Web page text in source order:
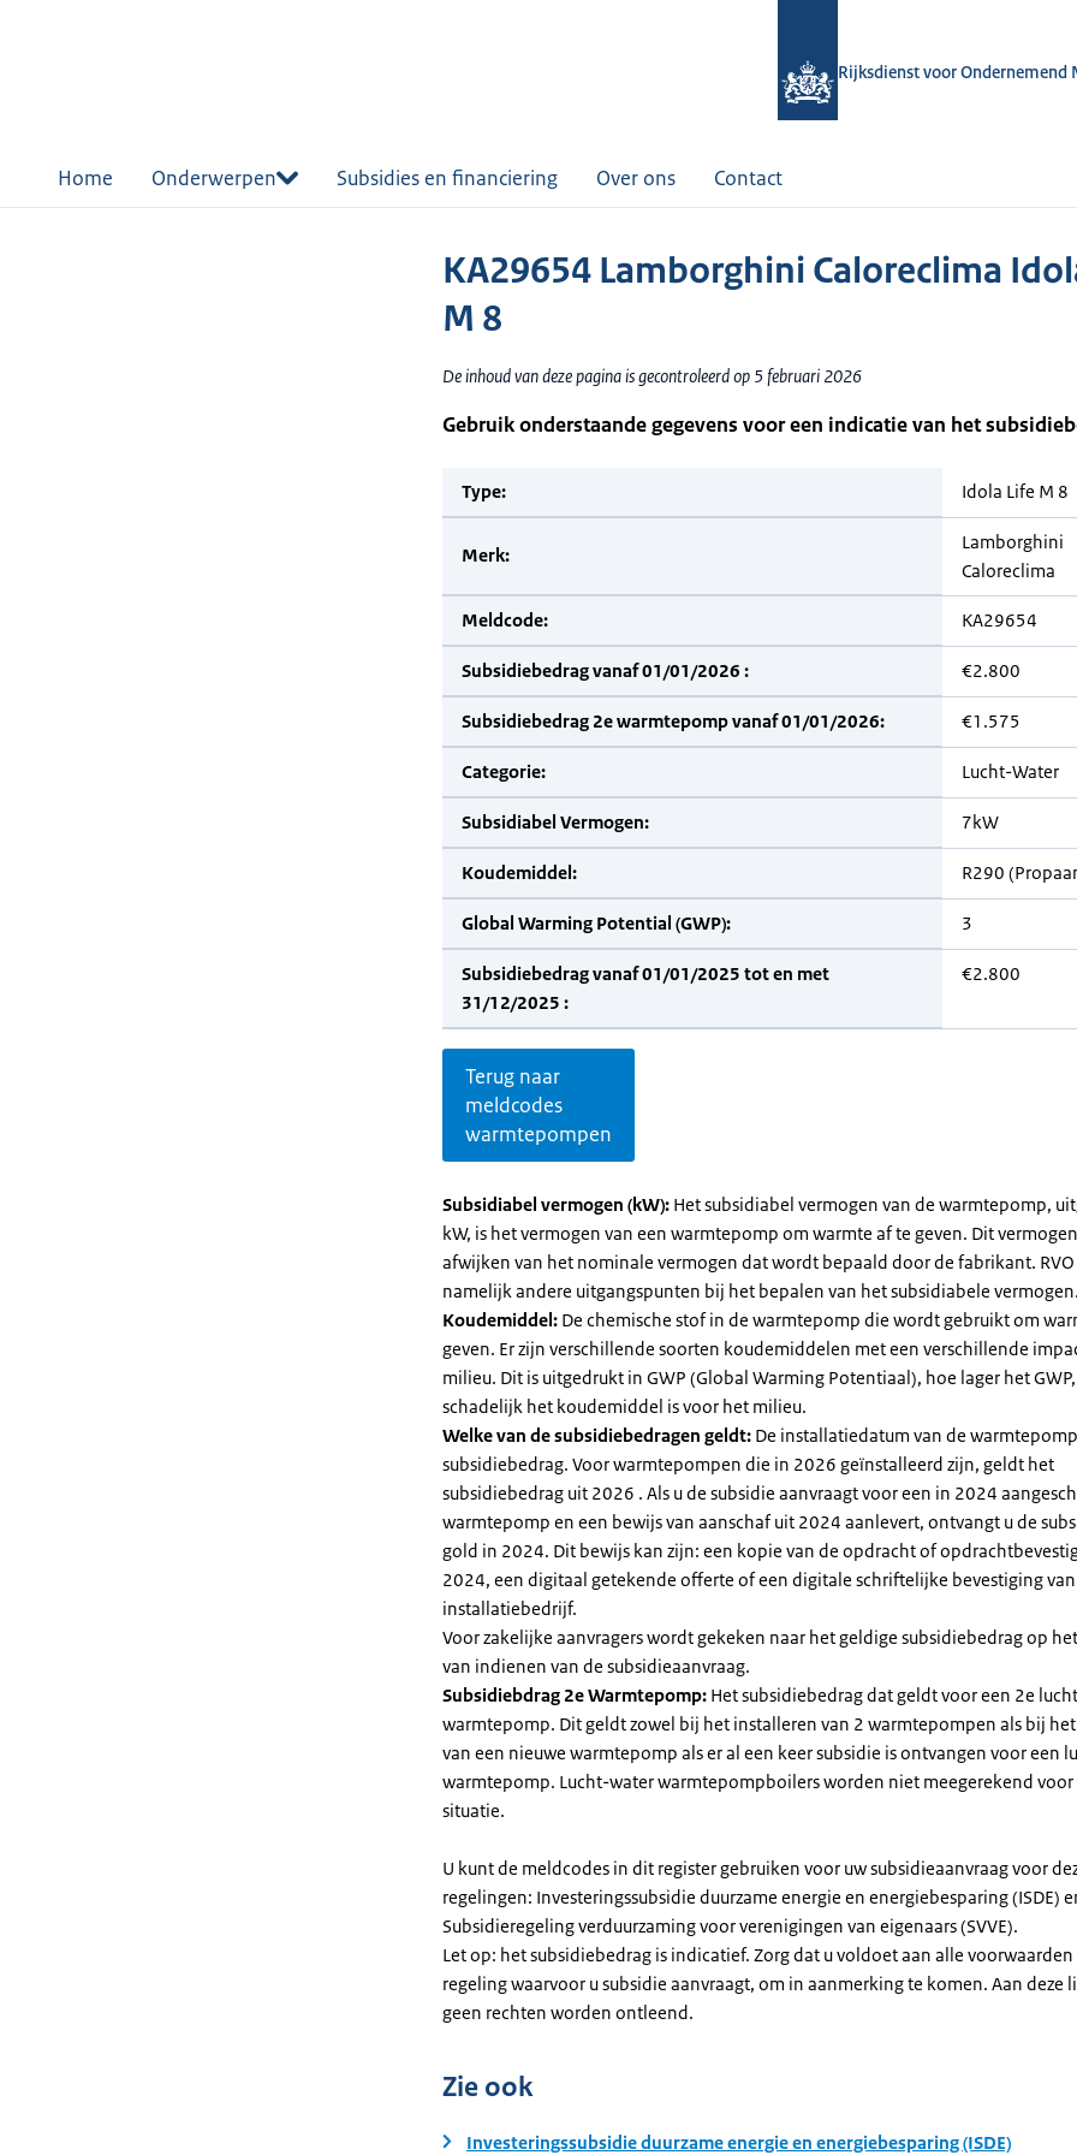
Rijksdienst voor Ondernemend
Home Onderwerpen Subsidies en financiering Over ons Contact
KA29654 Lamborghini Caloreclima
M 8
De inhoud van deze pagina is gecontroleerd op 5 februari 2026
Gebruik onderstaande gegevens voor een indicatie van het
Type: Idola Life M 8
Merk:
Lamborghini
Caloreclima
Meldcode: KA29654
Subsidiebedrag vanaf 01/01/2026 : €2.800
Subsidiebedrag 2e warmtepomp vanaf 01/01/2026: €1.575
Categorie: Lucht-Water
Subsidiabel Vermogen: 7kW
Koudemiddel: R290
Global Warming Potential (GWP): 3
Subsidiebedrag vanaf 01/01/2025 tot en met
31/12/2025 :
€2.800
Terug naar
meldcodes
warmtepompen
Subsidiabel vermogen (kW): Het subsidiabel vermogen van de warmtepomp,
kW, is het vermogen van een warmtepomp om warmte af te geven. Dit
afwijken van het nominale vermogen dat wordt bepaald door de fabrikant.
namelijk andere uitgangspunten bij het bepalen van het subsidiabele
Koudemiddel: De chemische stof in de warmtepomp die wordt gebruikt om
geven. Er zijn verschillende soorten koudemiddelen met een verschillende
milieu. Dit is uitgedrukt in GWP (Global Warming Potentiaal), hoe lager het
schadelijk het koudemiddel is voor het milieu.
Welke van de subsidiebedragen geldt: De installatiedatum van de
subsidiebedrag. Voor warmtepompen die in 2026 geïnstalleerd zijn, geldt het
subsidiebedrag uit 2026 . Als u de subsidie aanvraagt voor een in 2024
warmtepomp en een bewijs van aanschaf uit 2024 aanlevert, ontvangt u de
gold in 2024. Dit bewijs kan zijn: een kopie van de opdracht of
2024, een digitaal getekende offerte of een digitale schriftelijke bevestiging
installatiebedrijf.
Voor zakelijke aanvragers wordt gekeken naar het geldige subsidiebedrag op
van indienen van de subsidieaanvraag.
Subsidiebdrag 2e Warmtepomp: Het subsidiebedrag dat geldt voor een 2e
warmtepomp. Dit geldt zowel bij het installeren van 2 warmtepompen als bij
van een nieuwe warmtepomp als er al een keer subsidie is ontvangen voor een
warmtepomp. Lucht-water warmtepompboilers worden niet meegerekend voor
situatie.
U kunt de meldcodes in dit register gebruiken voor uw subsidieaanvraag voor
regelingen: Investeringssubsidie duurzame energie en energiebesparing (ISDE)
Subsidieregeling verduurzaming voor verenigingen van eigenaars (SVVE).
Let op: het subsidiebedrag is indicatief. Zorg dat u voldoet aan alle voorwaarden
regeling waarvoor u subsidie aanvraagt, om in aanmerking te komen. Aan deze
geen rechten worden ontleend.
Zie ook
Investeringssubsidie duurzame energie en energiebesparing (ISDE)